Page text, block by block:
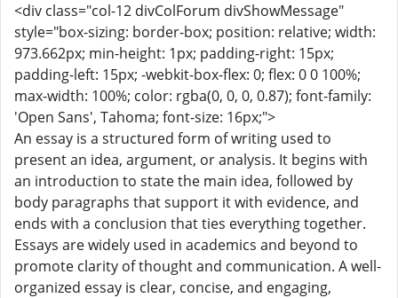
<div class="col-12 divColForum divShowMessage"
style="box-sizing: border-box; position: relative; width:
973.662px; min-height: 1px; padding-right: 15px;
padding-left: 15px; -webkit-box-flex: 0; flex: 0 0 100%;
max-width: 100%; color: rgba(0, 0, 0, 0.87); font-family:
'Open Sans', Tahoma; font-size: 16px;">
An essay is a structured form of writing used to
present an idea, argument, or analysis. It begins with
an introduction to state the main idea, followed by
body paragraphs that support it with evidence, and
ends with a conclusion that ties everything together.
Essays are widely used in academics and beyond to
promote clarity of thought and communication. A well-
organized essay is clear, concise, and engaging,